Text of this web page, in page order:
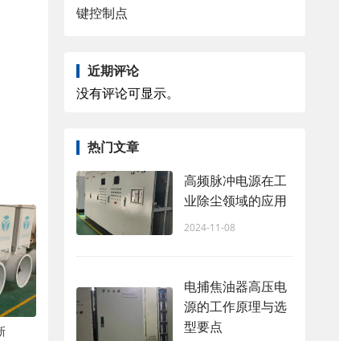
键控制点
近期评论
没有评论可显示。
热门文章
高频脉冲电源在工
业除尘领域的应用
2024-11-08
电捕焦油器高压电
源的工作原理与选
型要点